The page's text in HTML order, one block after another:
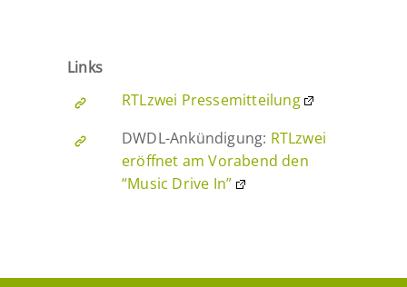
Links
RTLzwei Pressemitteilung
DWDL-Ankündigung: RTLzwei
eröffnet am Vorabend den
“Music Drive In”